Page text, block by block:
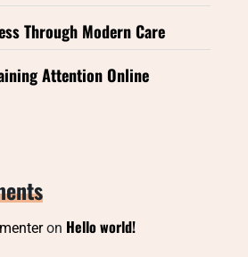
Through Modern Care
Attention Online
on Hello world!